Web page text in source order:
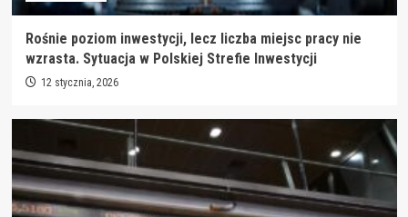
Rośnie poziom inwestycji, lecz liczba miejsc pracy nie
wzrasta. Sytuacja w Polskiej Strefie Inwestycji
12 stycznia, 2026